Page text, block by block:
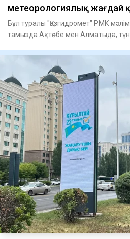
метеорологиялық жағдай
Бұл туралы "Қазгидромет" РМК
тамызда Ақтөбе мен Алматыда,